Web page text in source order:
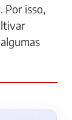
Por isso,